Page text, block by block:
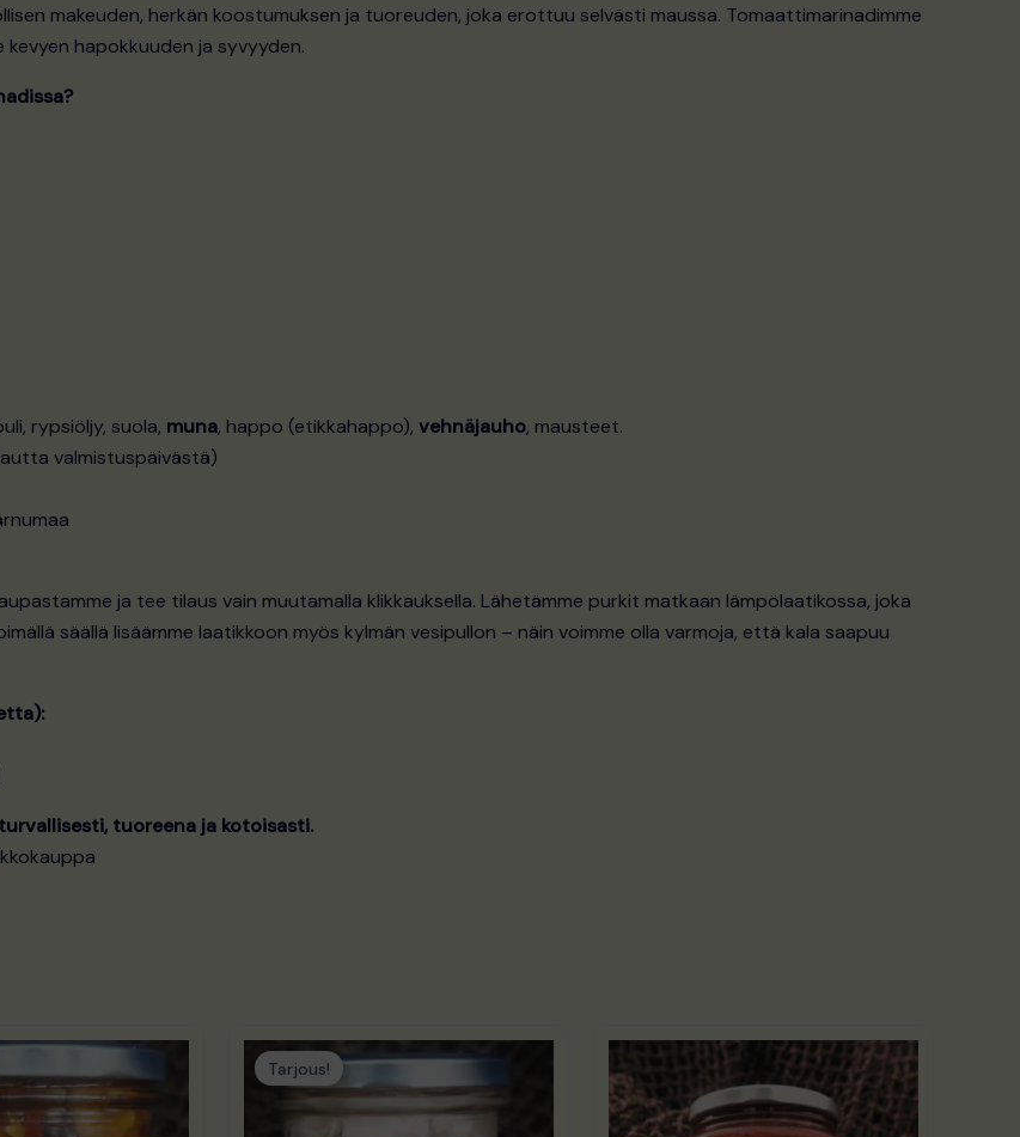
makeuden, herkän koostumuksen ja tuoreuden, joka erottuu selvästi maussa. Tomaattimarinadimme
hapokkuuden ja syvyyden.
rypsiöljy, suola, muna, happo (etikkahappo), vehnäjauho, mausteet.
valmistuspäivästä)
ja tee tilaus vain muutamalla klikkauksella. Lähetämme purkit matkaan lämpölaatikossa, joka
säällä lisäämme laatikkoon myös kylmän vesipullon – näin voimme olla varmoja, että kala saapuu
tuoreena ja kotoisasti.
Tarjous!
Alkuperäinen
hinta
oli:
10.50 €.
Nykyinen
hinta:
9.20 €.